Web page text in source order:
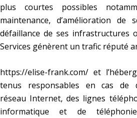
plus courtes possibles
maintenance, d’amélioration de
défaillance de ses infrastructures
Services génèrent un trafic réputé
https://elise-frank.com/ et
tenus responsables en cas de
réseau Internet, des lignes
informatique et de